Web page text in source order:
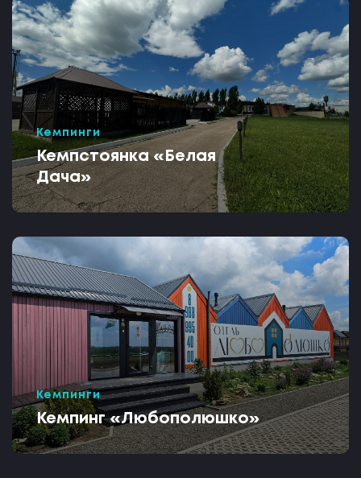
Кемпинги
Кемпстоянка «Белая
Дача»
Кемпинги
Кемпинг «Любополюшко»